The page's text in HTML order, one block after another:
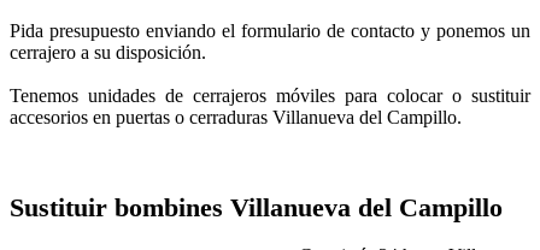
Pida presupuesto enviando el formulario de contacto y ponemos un
cerrajero a su disposición.
Tenemos unidades de cerrajeros móviles para colocar o sustituir
accesorios en puertas o cerraduras Villanueva del Campillo.
Sustituir bombines Villanueva del Campillo